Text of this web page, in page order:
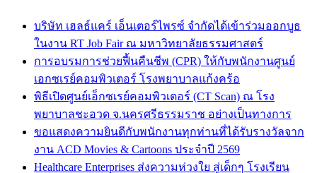
บริษัท เฮลธ์แคร์ เอ็นเตอร์ไพรซ์ จำกัดได้เข้าร่วมออกบูธ
ในงาน RT Job Fair ณ มหาวิทยาลัยธรรมศาสตร์
การอบรมการช่วยฟื้นคืนชีพ (CPR) ให้กับพนักงานศูนย์
เอกซเรย์คอมพิวเตอร์ โรงพยาบาลแก้งคร้อ
พิธีเปิดศูนย์เอ็กซเรย์คอมพิวเตอร์ (CT Scan) ณ โรง
พยาบาลชะอวด จ.นครศรีธรรมราช อย่างเป็นทางการ
ขอแสดงความยินดีกับพนักงานทุกท่านที่ได้รับรางวัลจาก
งาน ACD Movies & Cartoons ประจำปี 2569
Healthcare Enterprises ส่งความห่วงใย สู่เด็กๆ โรงเรียน